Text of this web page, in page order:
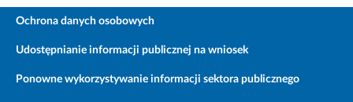
Ochrona danych osobowych
Udostępnianie informacji publicznej na wniosek
Ponowne wykorzystywanie informacji sektora publicznego